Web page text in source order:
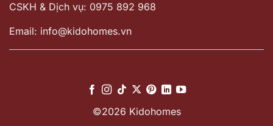
CSKH & Dịch vụ: 0975 892 968
Email: info@kidohomes.vn
©2026 Kidohomes